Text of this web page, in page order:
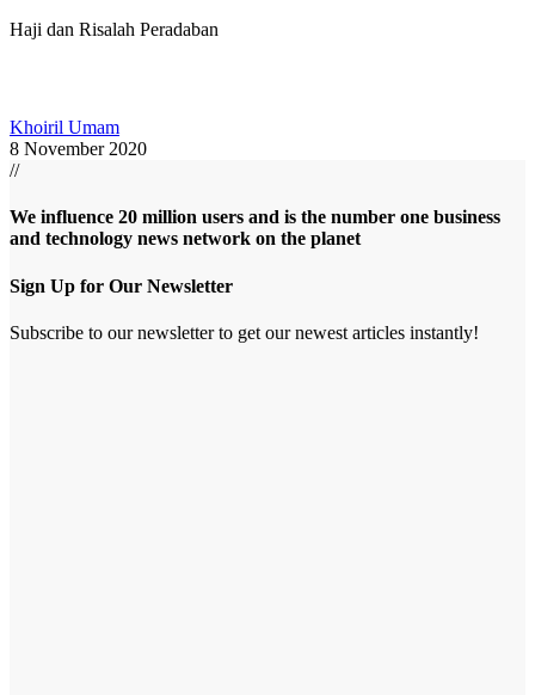
Haji dan Risalah Peradaban
Khoiril Umam
8 November 2020
//
We influence 20 million users and is the number one business
and technology news network on the planet
Sign Up for Our Newsletter
Subscribe to our newsletter to get our newest articles instantly!